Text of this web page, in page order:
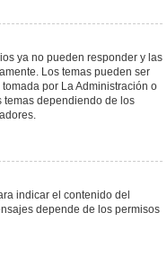
ya no pueden responder y las
Los temas pueden ser
por La Administración o
temas dependiendo de los
indicar el contenido del
depende de los permisos